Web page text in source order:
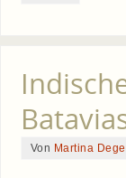
Von Martina